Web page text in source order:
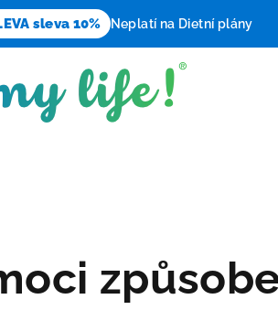
sleva 10% Neplatí na Dietní plány